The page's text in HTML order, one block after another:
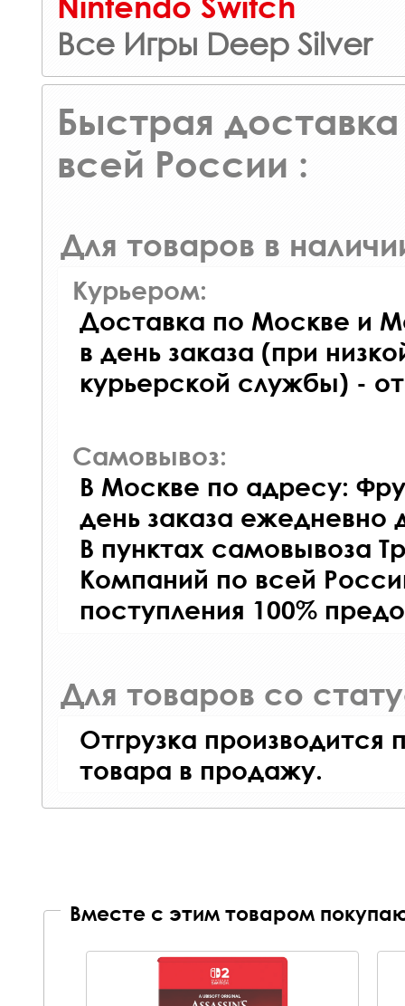
Все Игры Deep Silver
Быстрая доставка
всей России :
Для товаров в
Курьером:
Доставка по Москве и
в день заказа (при
курьерской службы) -
Самовывоз:
В Москве по адресу:
день заказа ежедневно
В пунктах самовывоза
Компаний по всей
поступления 100%
Для товаров со
Отгрузка производится
товара в продажу.
Вместе с этим товаром